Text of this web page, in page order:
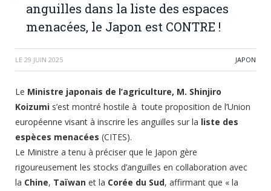
anguilles dans la liste des espaces
menacées, le Japon est CONTRE !
LE 29 JUIN 2025 JAPON
Le Ministre japonais de l’agriculture, M. Shinjiro
Koizumi s’est montré hostile à toute proposition de l’Union
européenne visant à inscrire les anguilles sur la liste des
espèces menacées (CITES).
Le Ministre a tenu à préciser que le Japon gère
rigoureusement les stocks d’anguilles en collaboration avec
la Chine, Taïwan et la Corée du Sud, affirmant que « la